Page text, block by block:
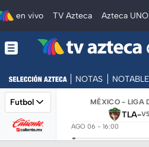
en vivo TV Azteca Azteca UNO
NOTAS
Futbol MÉXICO - LIGA
TLA-VS
AGO 06 - 16:00